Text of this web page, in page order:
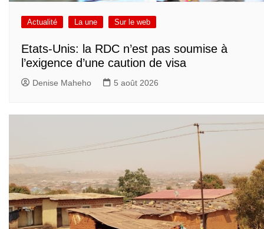
Actualité La une Sur le web
Etats-Unis: la RDC n’est pas soumise à
l’exigence d’une caution de visa
Denise Maheho 5 août 2026